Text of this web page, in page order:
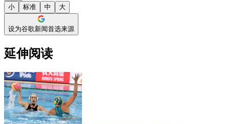
小 标准 中 大
设为谷歌新闻首选来源
延伸阅读